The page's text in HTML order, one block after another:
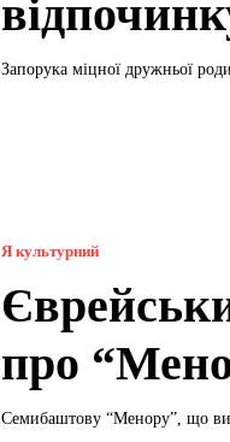
Запорука міцної дружньої
Я культурний
про
Семибаштову “Менору”, що